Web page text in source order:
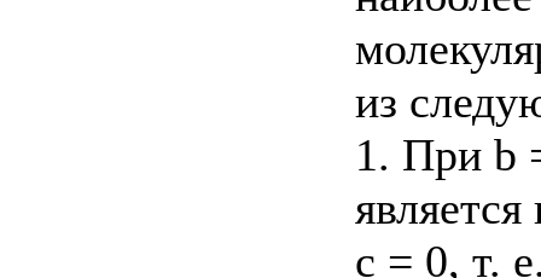
из
1. При b
с = 0, т.